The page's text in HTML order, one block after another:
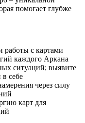
помогает глубже
работы с картами
каждого Аркана
ситуаций; выявите
себе
через силу
карт для